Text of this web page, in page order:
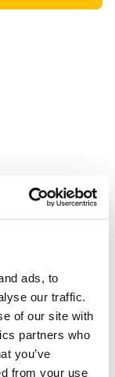
ads, to
our traffic.
of our site with
partners who
you’ve
from your use